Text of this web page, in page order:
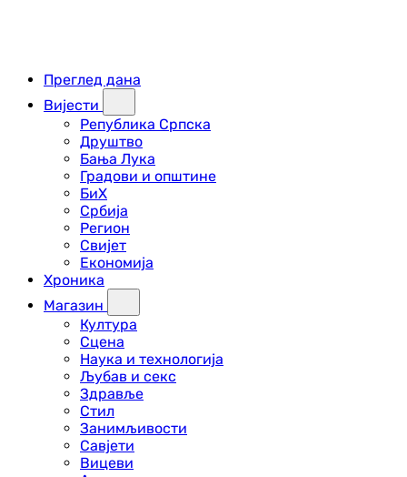
Преглед дана
Вијести
Република Српска
Друштво
Бања Лука
Градови и општине
БиХ
Србија
Регион
Свијет
Економија
Хроника
Магазин
Култура
Сцена
Наука и технологија
Љубав и секс
Здравље
Стил
Занимљивости
Савјети
Вицеви